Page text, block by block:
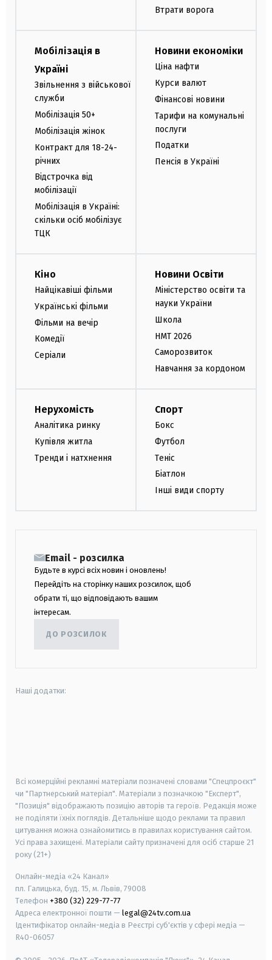
Втрати ворога
Мобілізація в
Україні
Звільнення з військової
служби
Мобілізація 50+
Мобілізація жінок
Контракт для 18-24-
річних
Відстрочка від
мобілізації
Мобілізація в Україні:
скільки осіб мобілізує
ТЦК
Новини економіки
Ціна нафти
Курси валют
Фінансові новини
Тарифи на комунальні
послуги
Податки
Пенсія в Україні
Кіно
Найцікавіші фільми
Українські фільми
Фільми на вечір
Комедії
Серіали
Новини Освіти
Міністерство освіти та
науки України
Школа
НМТ 2026
Саморозвиток
Навчання за кордоном
Нерухомість
Аналітика ринку
Купівля житла
Тренди і натхнення
Спорт
Бокс
Футбол
Теніс
Біатлон
Інші види спорту
Email - розсилка
Будьте в курсі всіх новин і оновлень!
Перейдіть на сторінку наших розсилок, щоб
обрати ті, що відповідають вашим
інтересам.
ДО РОЗСИЛОК
Наші додатки:
Всі комерційні рекламні матеріали позначені словами "Спецпроєкт"
чи "Партнерський матеріал". Матеріали з позначкою "Експерт",
"Позиція" відображають позицію авторів та героїв. Редакція може
не поділяти їхніх поглядів. Детальніше щодо реклами та правил
цитування можна ознайомитись в правилах користування сайтом.
Усі права захищені. Матеріали сайту призначені для осіб старше 21
року (21+)
Онлайн-медіа «24 Канал»
пл. Галицька, буд. 15, м. Львів, 79008
Телефон +380 (32) 229-77-77
Адреса електронної пошти — legal@24tv.com.ua
Ідентифікатор онлайн-медіа в Реєстрі суб'єктів у сфері медіа —
R40-06057